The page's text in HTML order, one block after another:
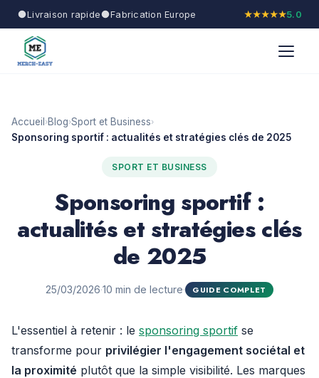
Livraison rapide Fabrication Europe ★★★★★5.0
Accueil ›Blog›Sport et Business›
Sponsoring sportif : actualités et stratégies clés de 2025
SPORT ET BUSINESS
Sponsoring sportif :
actualités et stratégies clés
de 2025
25/03/2026·10 min de lecture· GUIDE COMPLET
L'essentiel à retenir : le sponsoring sportif se
transforme pour privilégier l'engagement sociétal et
la proximité plutôt que la simple visibilité. Les marques